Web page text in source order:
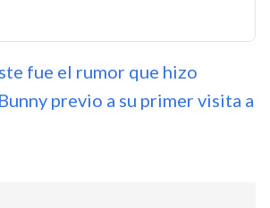
fue el rumor que hizo
previo a su primer visita a